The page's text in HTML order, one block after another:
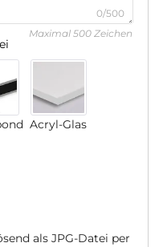
0/500
Maximal 500 Zeichen
Acryl-Glas
als JPG-Datei per